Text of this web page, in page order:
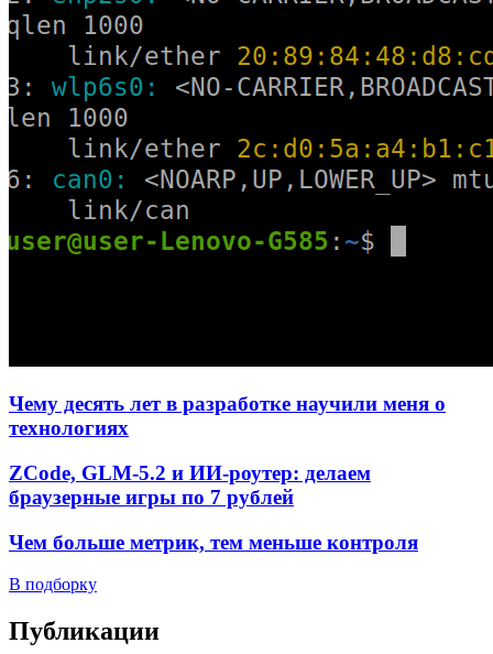
Чему десять лет в разработке научили меня о
технологиях
ZCode, GLM-5.2 и ИИ-роутер: делаем
браузерные игры по 7 рублей
Чем больше метрик, тем меньше контроля
В подборку
Публикации